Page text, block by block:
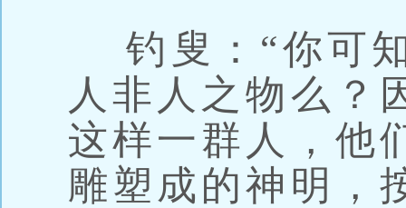
钓叟：“你可
人非人之物么？
这样一群人，他
雕塑成的神明，